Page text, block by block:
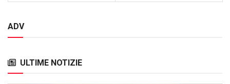
ADV
ULTIME NOTIZIE